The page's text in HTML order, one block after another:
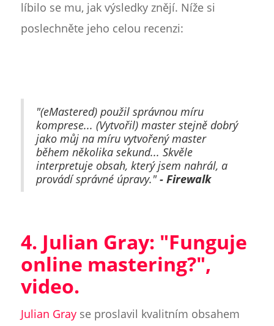
líbilo se mu, jak výsledky znějí. Níže si
poslechněte jeho celou recenzi:
"(eMastered) použil správnou míru
komprese... (Vytvořil) master stejně dobrý
jako můj na míru vytvořený master
během několika sekund... Skvěle
interpretuje obsah, který jsem nahrál, a
provádí správné úpravy." - Firewalk
4. Julian Gray: "Funguje
online mastering?",
video.
Julian Grayse proslavil kvalitním obsahem